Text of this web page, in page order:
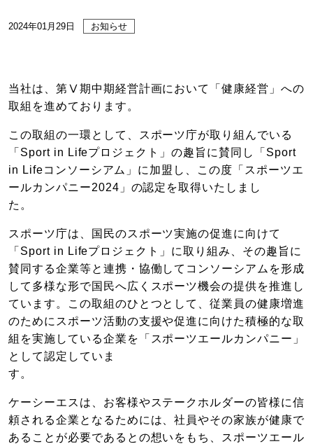
2024年01月29日 お知らせ
当社は、第Ⅴ期中期経営計画において「健康経営」への
取組を進めております。
この取組の一環として、スポーツ庁が取り組んでいる
「Sport in Lifeプロジェクト」の趣旨に賛同し「Sport
in Lifeコンソーシアム」に加盟し、この度「スポーツエ
ールカンパニー2024」の認定を取得いたしまし
スポーツ庁は、国民のスポーツ実施の促進に向けて
「Sport in Lifeプロジェクト」に取り組み、その趣旨に
賛同する企業等と連携・協働してコンソーシアムを形成
して多様な形で国民へ広くスポーツ機会の提供を推進し
ています。この取組のひとつとして、従業員の健康増進
のためにスポーツ活動の支援や促進に向けた積極的な取
組を実施している企業を「スポーツエールカンパニー」
として認定していま
ケーシーエスは、お客様やステークホルダーの皆様に信
頼される企業となるためには、社員やその家族が健康で
あることが必要であるとの想いをもち、スポーツエール